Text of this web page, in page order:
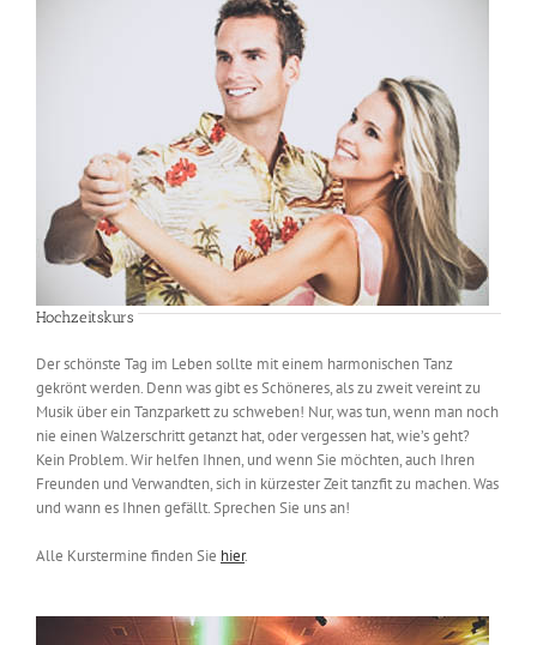
Hochzeitskurs
Der schönste Tag im Leben sollte mit einem harmonischen Tanz
gekrönt werden. Denn was gibt es Schöneres, als zu zweit vereint zu
Musik über ein Tanzparkett zu schweben! Nur, was tun, wenn man noch
nie einen Walzerschritt getanzt hat, oder vergessen hat, wie’s geht?
Kein Problem. Wir helfen Ihnen, und wenn Sie möchten, auch Ihren
Freunden und Verwandten, sich in kürzester Zeit tanzfit zu machen. Was
und wann es Ihnen gefällt. Sprechen Sie uns an!
Alle Kurstermine finden Sie hier.